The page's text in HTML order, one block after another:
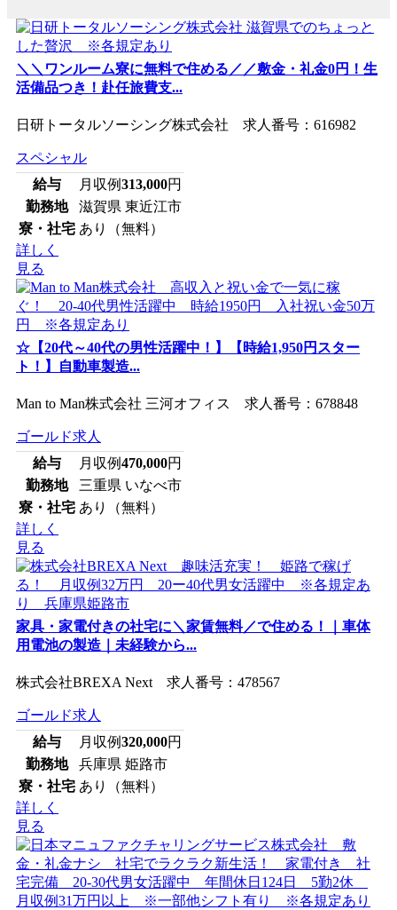
＼＼ワンルーム寮に無料で住める／／敷金・礼金0円！生
活備品つき！赴任旅費支...
日研トータルソーシング株式会社 求人番号：616982
スペシャル
給与
月収例313,000円
勤務地
滋賀県 東近江市
寮・社宅 あり（無料）
詳しく
見る
☆【20代～40代の男性活躍中！】【時給1,950円スター
ト！】自動車製造...
Man to Man株式会社 三河オフィス 求人番号：678848
ゴールド求人
給与
月収例470,000円
勤務地
三重県 いなべ市
寮・社宅 あり（無料）
詳しく
見る
家具・家電付きの社宅に＼家賃無料／で住める！｜車体
用電池の製造｜未経験から...
株式会社BREXA Next 求人番号：478567
ゴールド求人
給与
月収例320,000円
勤務地
兵庫県 姫路市
寮・社宅 あり（無料）
詳しく
見る